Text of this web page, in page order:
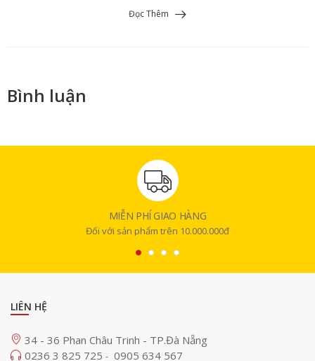
Đọc Thêm
Bình luận
MIỄN PHÍ GIAO HÀNG
Đối với sản phẩm trên 10.000.000đ
LIÊN HỆ
34 - 36 Phan Châu Trinh - TP.Đà Nẵng
0236 3 825 725 - 0905 634 567